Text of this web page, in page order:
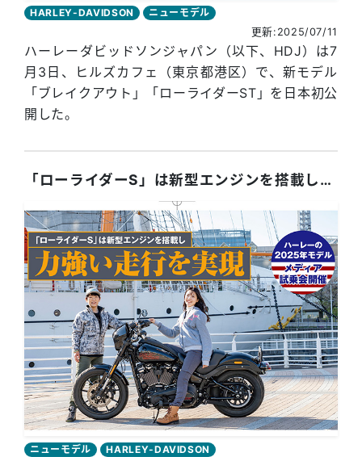
HARLEY-DAVIDSON
ニューモデル
更新:2025/07/11
ハーレーダビッドソンジャパン（以下、HDJ）は7
月3日、ヒルズカフェ（東京都港区）で、新モデル
「ブレイクアウト」「ローライダーST」を日本初公
開した。
ニューモデル
HARLEY-DAVIDSON
「ローライダーS」は新型エンジンを搭載し力強い走行を実現